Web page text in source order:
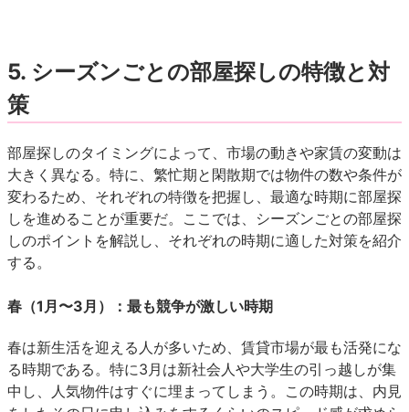
5. シーズンごとの部屋探しの特徴と対
策
部屋探しのタイミングによって、市場の動きや家賃の変動は
大きく異なる。特に、繁忙期と閑散期では物件の数や条件が
変わるため、それぞれの特徴を把握し、最適な時期に部屋探
しを進めることが重要だ。ここでは、シーズンごとの部屋探
しのポイントを解説し、それぞれの時期に適した対策を紹介
する。
春（1月〜3月）：最も競争が激しい時期
春は新生活を迎える人が多いため、賃貸市場が最も活発にな
る時期である。特に3月は新社会人や大学生の引っ越しが集
中し、人気物件はすぐに埋まってしまう。この時期は、内見